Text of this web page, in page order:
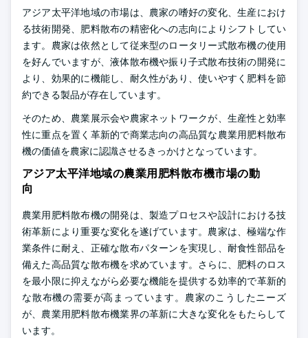
アジア太平洋地域の市場は、農家の嗜好の変化、生産におけ
る技術開発、肥料散布の精密化への志向によりシフトしてい
ます。農家は依然として従来型のロータリー式散布機の使用
を好んでいますが、液体散布機や振り子式散布技術の開発に
より、効果的に機能し、耐久性があり、使いやすく肥料を節
約できる製品が存在しています。
そのため、農業展示会や農家ネットワークが、生産性と効率
性に重点を置く革新的で商業志向の高品質な農業用肥料散布
機の価値を農家に認識させるきっかけとなっています。
アジア太平洋地域の農業用肥料散布機市場の動
向
農業用肥料散布機の開発は、製造プロセスや設計における技
術革新により重要な変化を遂げています。農家は、極端な作
業条件に耐え、正確な散布パターンを実現し、耐食性部品を
備えた高品質な散布機を求めています。さらに、肥料のロス
を最小限に抑えながら必要な機能を提供する効率的で革新的
な散布機の需要が高まっています。農家のこうしたニーズ
が、農業用肥料散布機業界の革新に大きな変化をもたらして
います。